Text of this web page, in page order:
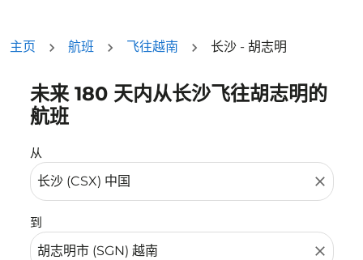
主页 航班 飞往越南 长沙 - 胡志明
未来 180 天内从长沙飞往胡志明的
航班
从
close
到
close
没有符合您的筛选条件的机票。请调整您的筛选条件。